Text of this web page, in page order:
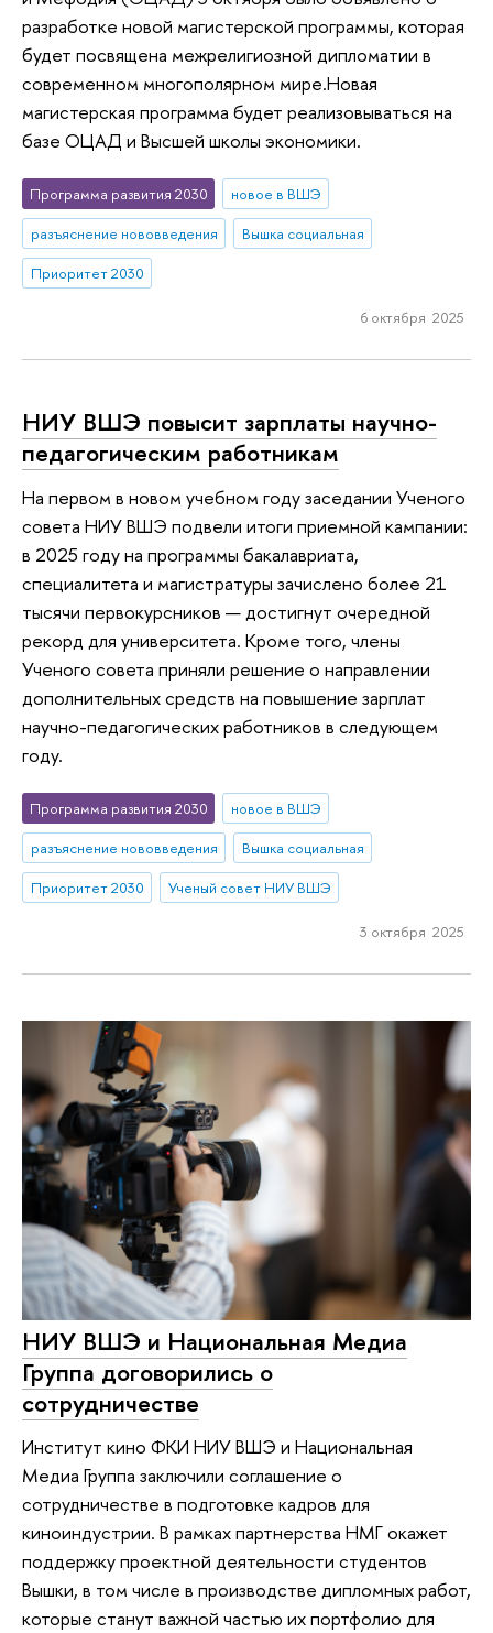
разработке новой магистерской программы, которая
будет посвящена межрелигиозной дипломатии в
современном многополярном мире.Новая
магистерская программа будет реализовываться на
базе ОЦАД и Высшей школы экономики.
Программа развития 2030
новое в ВШЭ
разъяснение нововведения
Вышка социальная
Приоритет 2030
6 октября 2025
НИУ ВШЭ повысит зарплаты научно-
педагогическим работникам
На первом в новом учебном году заседании Ученого
совета НИУ ВШЭ подвели итоги приемной кампании:
в 2025 году на программы бакалавриата,
специалитета и магистратуры зачислено более 21
тысячи первокурсников — достигнут очередной
рекорд для университета. Кроме того, члены
Ученого совета приняли решение о направлении
дополнительных средств на повышение зарплат
научно-педагогических работников в следующем
году.
Программа развития 2030
новое в ВШЭ
разъяснение нововведения
Вышка социальная
Приоритет 2030
Ученый совет НИУ ВШЭ
3 октября 2025
НИУ ВШЭ и Национальная Медиа
Группа договорились о
сотрудничестве
Институт кино ФКИ НИУ ВШЭ и Национальная
Медиа Группа заключили соглашение о
сотрудничестве в подготовке кадров для
киноиндустрии. В рамках партнерства НМГ окажет
поддержку проектной деятельности студентов
Вышки, в том числе в производстве дипломных работ,
которые станут важной частью их портфолио для